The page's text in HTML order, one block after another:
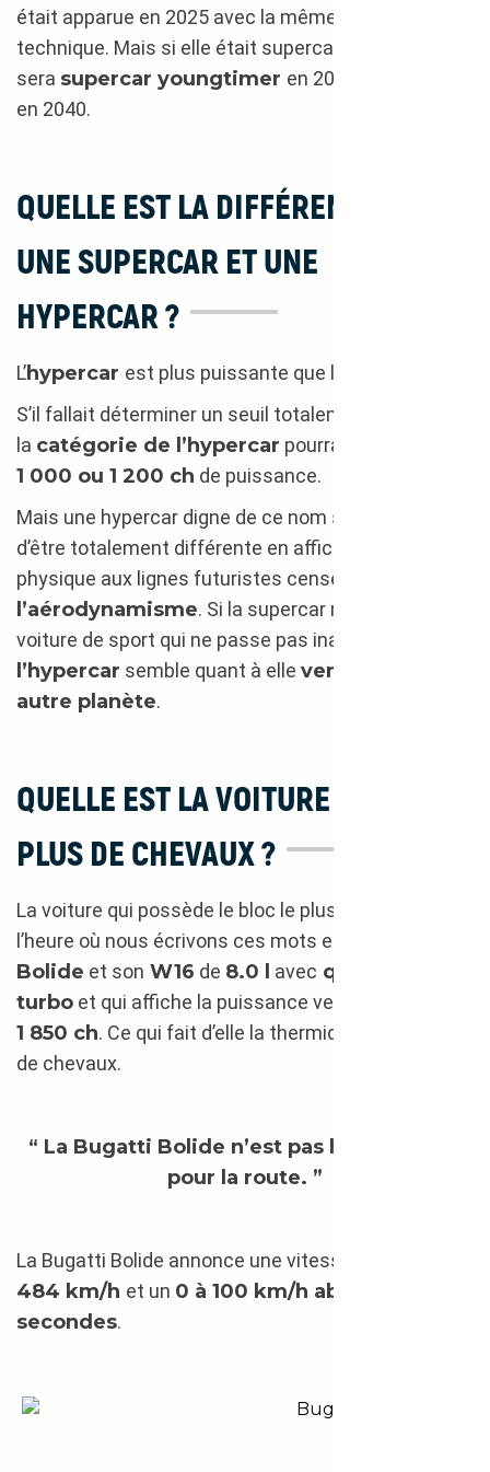
était apparue en 2025 avec la même fiche
technique. Mais si elle était supercar en 2005, elle
sera supercar youngtimer en 2025, et
en 2040.
QUELLE EST LA DIFFÉRENCE ENTRE
UNE SUPERCAR ET UNE
HYPERCAR ?
L’hypercar est plus puissante que la supercar.
S’il fallait déterminer un seuil totalement arbitraire,
la catégorie de l’hypercar pourrait débuter à
1 000 ou 1 200 ch de puissance.
Mais une hypercar digne de ce nom se doit aussi
d’être totalement différente en affichant un
physique aux lignes futuristes censées
l’aérodynamisme. Si la supercar reste une
voiture de sport qui ne passe pas inaperçu,
l’hypercar semble quant à elle venir d’une
autre planète.
QUELLE EST LA VOITURE QUI A LE
PLUS DE CHEVAUX ?
La voiture qui possède le bloc le plus puissant à
l’heure où nous écrivons ces mots est la
Bolide et son W16 de 8.0 l avec quadruple
turbo et qui affiche la puissance vertigineuse de
1 850 ch. Ce qui fait d’elle la thermique qui a le plus
de chevaux.
“ La Bugatti Bolide n’est pas homologuée
pour la route. ”
La Bugatti Bolide annonce une vitesse de pointe de
484 km/h et un 0 à 100 km/h abattu en 2,2
secondes.